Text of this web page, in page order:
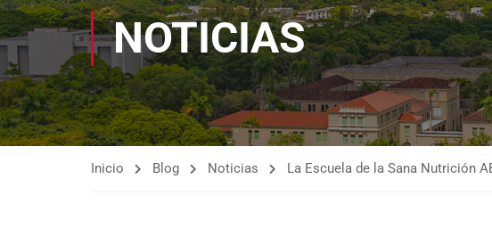
NOTICIAS
Inicio Blog Noticias La Escuela de la Sana Nutrición